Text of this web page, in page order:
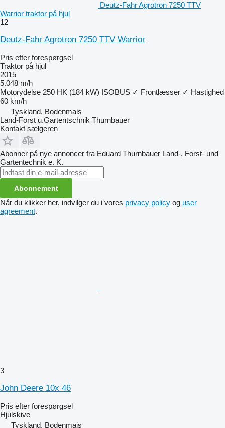
Deutz-Fahr Agrotron 7250 TTV
Warrior traktor på hjul
12
Deutz-Fahr Agrotron 7250 TTV Warrior
Pris efter forespørgsel
Traktor på hjul
2015
5.048 m/h
Motorydelse 250 HK (184 kW) ISOBUS ✓ Frontlæsser ✓ Hastighed
60 km/h
Tyskland, Bodenmais
Land-Forst u.Gartentschnik Thurnbauer
Kontakt sælgeren
Abonner på nye annoncer fra Eduard Thurnbauer Land-, Forst- und
Gartentechnik e. K.
Abonnement
Når du klikker her, indvilger du i vores privacy policy og user
agreement.
3
John Deere 10x 46
Pris efter forespørgsel
Hjulskive
Tyskland, Bodenmais